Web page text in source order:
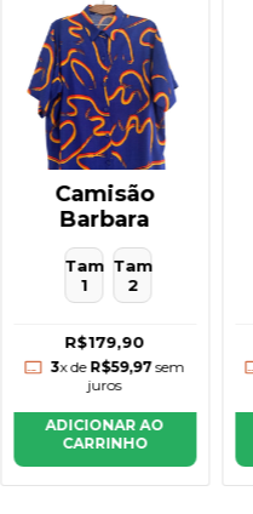
Camisão
Barbara
Tam
1
Tam
2
R$179,90
3x de R$59,97sem
juros
ADICIONAR AO
CARRINHO